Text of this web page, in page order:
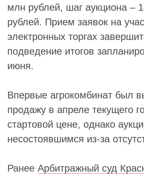
млн рублей, шаг аукциона –
рублей. Прием заявок на
электронных торгах
подведение итогов
июня.
Впервые агрокомбинат был
продажу в апреле текущего
стартовой цене, однако
несостоявшимся из‑за
Ранее Арбитражный суд